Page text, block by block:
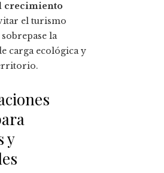
crecimiento
el turismo
la
carga ecológica y
y